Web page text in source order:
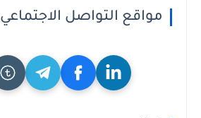
مواقع التواصل الاجتماعي